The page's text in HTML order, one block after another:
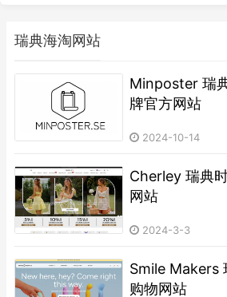
瑞典海淘网站
​Minposter 瑞
牌官方网站
2024-10-14
Cherley 瑞典
网站
2024-3-3
Smile Makers
购物网站